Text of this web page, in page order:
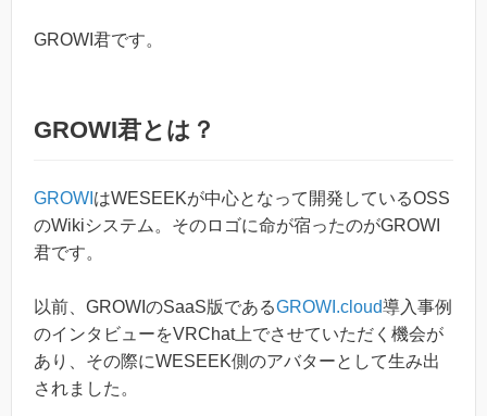
GROWI君です。
GROWI君とは？
GROWI はWESEEKが中心となって開発しているOSS
のWikiシステム。そのロゴに命が宿ったのがGROWI
君です。
以前、GROWIのSaaS版であるGROWI.cloud導入事例
のインタビューをVRChat上でさせていただく機会が
あり、その際にWESEEK側のアバターとして生み出
されました。